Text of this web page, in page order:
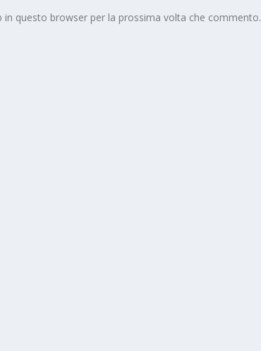
in questo browser per la prossima volta che commento.